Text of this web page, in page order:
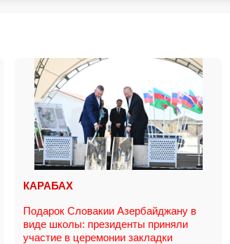
КАРАБАХ
Подарок Словакии Азербайджану в
виде школы: президенты приняли
участие в церемонии закладки